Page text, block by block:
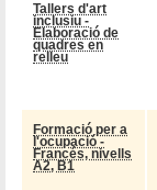
Tallers d'art
inclusiu -
Elaboració de
quadres en
relleu
Formació per a
l'ocupació -
Francés, nivells
A2, B1